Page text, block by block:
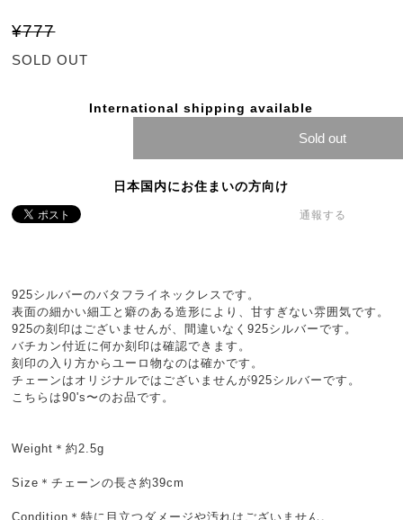
¥777
SOLD OUT
International shipping available
Sold out
日本国内にお住まいの方向け
通報する
925シルバーのバタフライネックレスです。
表面の細かい細工と癖のある造形により、甘すぎない雰囲気です。
925の刻印はございませんが、間違いなく925シルバーです。
バチカン付近に何か刻印は確認できます。
刻印の入り方からユーロ物なのは確かです。
チェーンはオリジナルではございませんが925シルバーです。
こちらは90's〜のお品です。
Weight＊約2.5g
Size＊チェーンの長さ約39cm
Condition＊特に目立つダメージや汚れはございません。